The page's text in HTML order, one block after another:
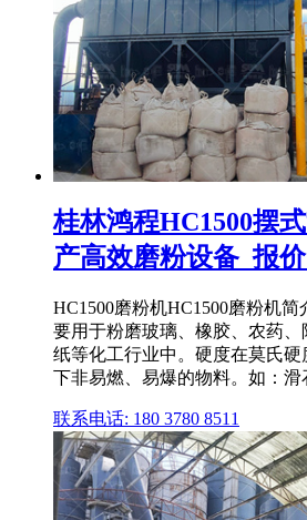
桂林鸿程HC1500摆
产高效磨粉设备_报
HC1500磨粉机HC1500磨粉机简
要用于粉磨玻璃、橡胶、农药
纸等化工行业中。硬度在莫氏硬
下非易燃、易爆的物料。如：滑
联系电话: 180 3780 8511